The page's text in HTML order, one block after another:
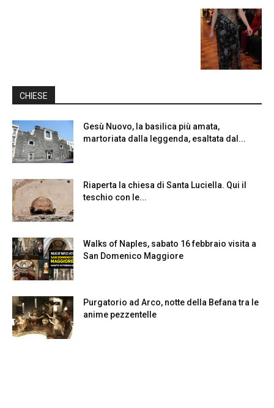
CHIESE
Gesù Nuovo, la basilica più amata,
martoriata dalla leggenda, esaltata dal...
Riaperta la chiesa di Santa Luciella. Qui il
teschio con le...
Walks of Naples, sabato 16 febbraio visita a
San Domenico Maggiore
Purgatorio ad Arco, notte della Befana tra le
anime pezzentelle